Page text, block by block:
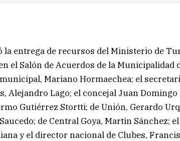
la entrega de recursos del Ministerio de
el Salón de Acuerdos de la Municipalidad
Mariano Hormaechea; el
Alejandro Lago; el concejal Juan
Gutiérrez Stortti; de Unión, Gerardo
de Central Goya, Martín Sánchez;
y el director nacional de Clubes,